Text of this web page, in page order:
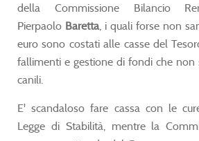
della Commissione Bilancio
Pierpaolo Baretta , i quali forse non
euro sono costati alle casse del
fallimenti e gestione di fondi che
canili.
E' scandaloso fare cassa con le
Legge di Stabilità, mentre la